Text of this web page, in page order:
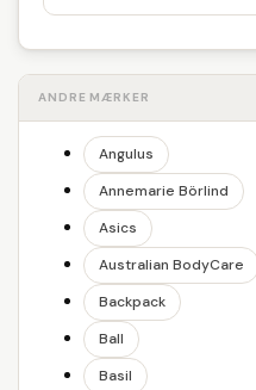
ANDRE MÆRKER
Angulus
Annemarie Börlind
Asics
Australian BodyCare
Backpack
Ball
Basil